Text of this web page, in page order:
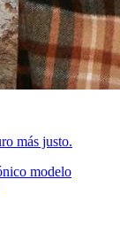
más justo.